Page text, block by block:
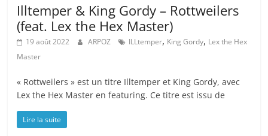
Illtemper & King Gordy – Rottweilers
(feat. Lex the Hex Master)
19 août 2022 ARPOZ ILLtemper, King Gordy, Lex the Hex
Master
« Rottweilers » est un titre Illtemper et King Gordy, avec
Lex the Hex Master en featuring. Ce titre est issu de
Lire la suite